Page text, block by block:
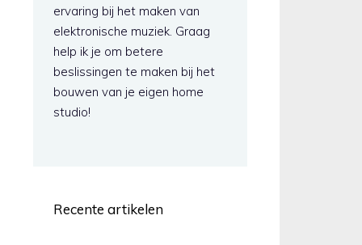
ervaring bij het maken van
elektronische muziek. Graag
help ik je om betere
beslissingen te maken bij het
bouwen van je eigen home
studio!
Recente artikelen